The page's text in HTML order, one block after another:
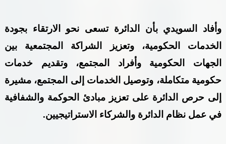
وأفاد السويدي بأن الدائرة تسعى نحو الارتقاء بجودة
الخدمات الحكومية، وتعزيز الشراكة المجتمعية بين
الجهات الحكومية وأفراد المجتمع، وتقديم خدمات
حكومية متكاملة، وتوصيل الخدمات إلى المجتمع، مشيرة
إلى حرص الدائرة على تعزيز مبادئ الحوكمة والشفافية
في عمل نظام الدائرة والشركاء الاستراتيجيين.